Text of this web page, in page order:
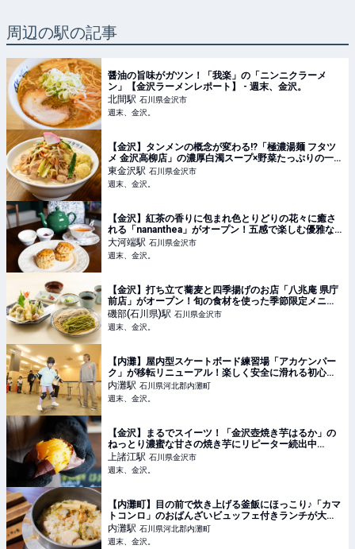
周辺の駅の記事
醤油の旨味がガツン！「我楽」の「ニンニクラーメ
ン」【金沢ラーメンレポート】 - 週末、金沢。
北間駅 石川県金沢市
週末、金沢。
【金沢】タンメンの概念が変わる!?「極濃湯麺 フタツ
メ 金沢高柳店」の濃厚白濁スープ×野菜たっぷりの一
杯がヤミツキ♡【NEW OPEN】 - 週末、金沢。
東金沢駅 石川県金沢市
週末、金沢。
【金沢】紅茶の香りに包まれ色とりどりの花々に癒さ
れる「nananthea」がオープン！五感で楽しむ優雅な
ひとときを【NEW OPEN】 - 週末、金沢。
大河端駅 石川県金沢市
週末、金沢。
【金沢】打ち立て蕎麦と四季揚げのお店「八兆庵 県庁
前店」がオープン！旬の食材を使った季節限定メニュ
ーを堪能して【NEW OPEN】 - 週末、金沢。
磯部(石川県)駅 石川県金沢市
週末、金沢。
【内灘】屋内型スケートボード練習場「アカケンパー
ク」が移転リニューアル！楽しく安全に滑れる初心者
コースも♪【NEW OPEN】 - 週末、金沢。
内灘駅 石川県河北郡内灘町
週末、金沢。
【金沢】まるでスイーツ！「金沢壺焼き芋はるか」の
ねっとり濃蜜な甘さの焼き芋にリピーター続出中
♡【NEW OPEN】 - 週末、金沢。
上諸江駅 石川県金沢市
週末、金沢。
【内灘町】目の前で炊き上げる釜飯にほっこり♪「カマ
トコンロ」のおばんざいビュッフェ付きランチが大人
気！【NEW OPEN】 - 週末、金沢。
内灘駅 石川県河北郡内灘町
週末、金沢。